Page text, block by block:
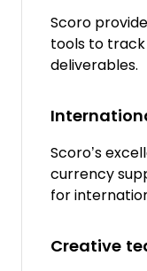
Scoro
tools to
deliverables.
Scoro’s
currency
for
Creative